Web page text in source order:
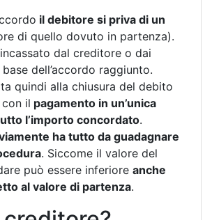
il debitore si priva di un
di quello dovuto in partenza).
dal creditore o dai
dell’accordo raggiunto.
quindi alla chiusura del debito
il pagamento in un’unica
l’importo concordato.
ha tutto da guadagnare
. Siccome il valore del
può essere inferiore anche
al valore di partenza.